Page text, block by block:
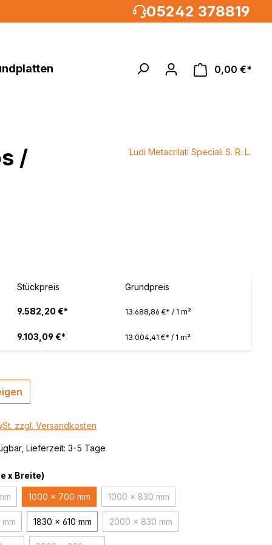
05242 378819
/ color
0,00 €*
/
Ludi Metacrilati Speciali S. R. L.
Stückpreis Grundpreis
9.582,20 €* 13.688,86 €* / 1 m²
9.103,09 €* 13.004,41 €* / 1 m²
zzgl. Versandkosten
Lieferzeit: 3-5 Tage
x Breite)
Option ist zurzeit nicht verfügbar.)
1000 x 700 mm 1000 x 830 mm(Diese Option ist zurzeit nicht
Option ist zurzeit nicht verfügbar.)
1830 x 610 mm 2000 x 830 mm(Diese Option ist zurzeit nicht